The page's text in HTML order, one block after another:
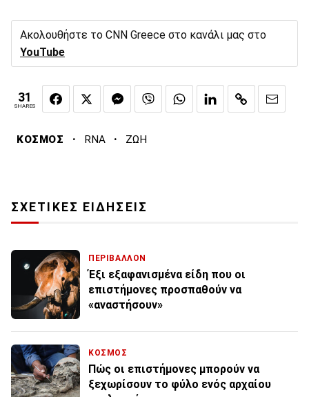
Ακολουθήστε το CNN Greece στο κανάλι μας στο
YouTube
31
SHARES
ΚΟΣΜΟΣ · RNA · ΖΩΗ
ΣΧΕΤΙΚΕΣ ΕΙΔΗΣΕΙΣ
ΠΕΡΙΒΑΛΛΟΝ
Έξι εξαφανισμένα είδη που οι
επιστήμονες προσπαθούν να
«αναστήσουν»
ΚΟΣΜΟΣ
Πώς οι επιστήμονες μπορούν να
ξεχωρίσουν το φύλο ενός αρχαίου